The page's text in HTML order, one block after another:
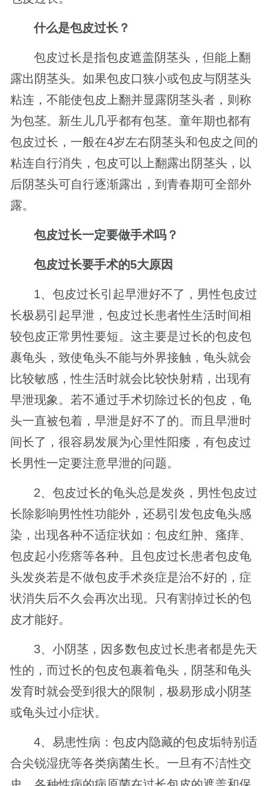
什么是包皮过长？
包皮过长是指包皮遮盖阴茎头，但能上翻
露出阴茎头。如果包皮口狭小或包皮与阴茎头
粘连，不能使包皮上翻并显露阴茎头者，则称
为包茎。新生儿几乎都有包茎。童年期也都有
包皮过长，一般在4岁左右阴茎头和包皮之间的
粘连自行消失，包皮可以上翻露出阴茎头，以
后阴茎头可自行逐渐露出，到青春期可全部外
露。
包皮过长一定要做手术吗？
包皮过长要手术的5大原因
1、包皮过长引起早泄好不了，男性包皮过
长极易引起早泄，包皮过长患者性生活时间相
较包皮正常男性要短。这主要是过长的包皮包
裹龟头，致使龟头不能与外界接触，龟头就会
比较敏感，性生活时就会比较快射精，出现有
早泄现象。若不通过手术切除过长的包皮，龟
头一直被包着，早泄是好不了的。而且早泄时
间长了，很容易发展为心里性阳痿，有包皮过
长男性一定要注意早泄的问题。
2、包皮过长的龟头总是发炎，男性包皮过
长除影响男性性功能外，还易引发包皮龟头感
染，出现各种不适症状如：包皮红肿、瘙痒、
包皮起小疙瘩等各种。且包皮过长患者包皮龟
头发炎若是不做包皮手术炎症是治不好的，症
状消失后不久会再次出现。只有割掉过长的包
皮才能好。
3、小阴茎，因多数包皮过长患者都是先天
性的，而过长的包皮包裹着龟头，阴茎和龟头
发育时就会受到很大的限制，极易形成小阴茎
或龟头过小症状。
4、易患性病：包皮内隐藏的包皮垢特别适
合尖锐湿疣等各类病菌生长。一旦有不洁性交